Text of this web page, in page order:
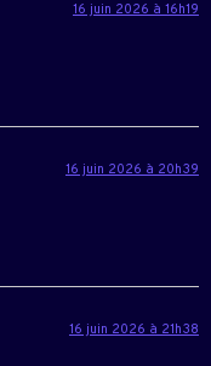
16 juin 2026 à 16h19
16 juin 2026 à 20h39
16 juin 2026 à 21h38